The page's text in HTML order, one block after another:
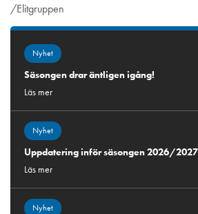
/Elitgruppen
Nyhet
Säsongen drar äntligen igång!
Läs mer
Nyhet
Uppdatering inför säsongen 2026/2027
Läs mer
Nyhet